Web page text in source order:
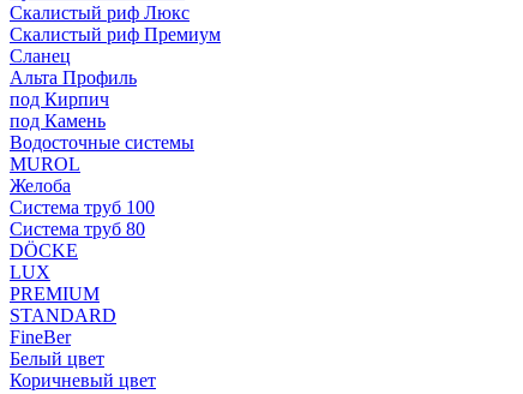
Скалистый риф Люкс
Скалистый риф Премиум
Сланец
Альта Профиль
под Кирпич
под Камень
Водосточные системы
MUROL
Желоба
Система труб 100
Система труб 80
DÖCKE
LUX
PREMIUM
STANDARD
FineBer
Белый цвет
Коричневый цвет